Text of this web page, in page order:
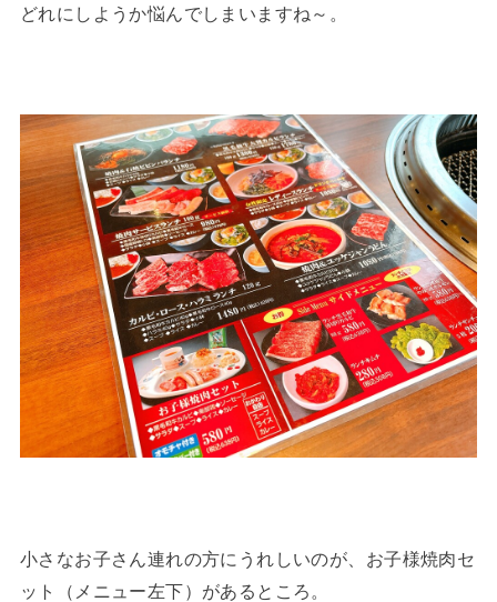
どれにしようか悩んでしまいますね～。
小さなお子さん連れの方にうれしいのが、お子様焼肉セ
ット（メニュー左下）があるところ。